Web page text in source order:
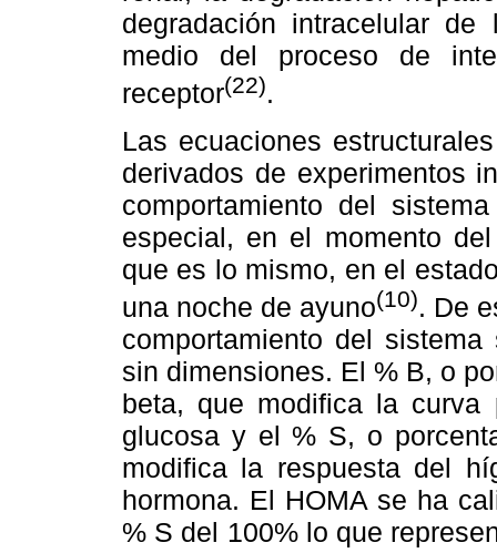
degradación intracelular
medio del proceso de
receptor(22).
Las ecuaciones
derivados de experimentos
comportamiento del
especial, en el momento
que es lo mismo, en el
una noche de ayuno(10). De
comportamiento del
sin dimensiones. El % B, o
beta, que modifica la
glucosa y el % S, o
modifica la respuesta del
hormona. El HOMA se ha
% S del 100% lo que